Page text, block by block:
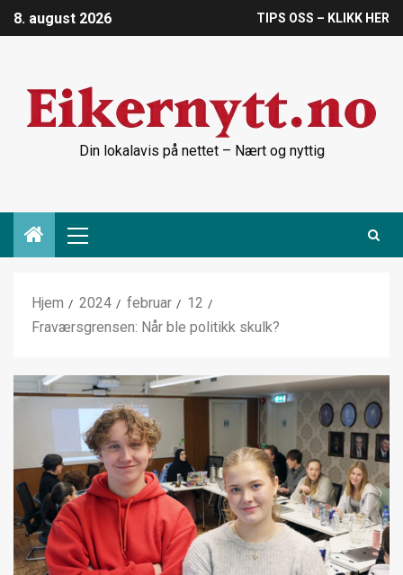
8. august 2026 TIPS OSS – KLIKK HER
Din lokalavis på nettet – Nært og nyttig
Hjem 2024 februar
12
Fraværsgrensen: Når ble politikk skulk?